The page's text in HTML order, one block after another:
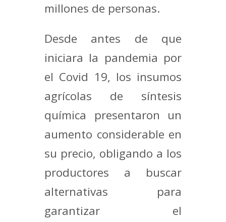
millones de personas.
Desde antes de que
iniciara la pandemia por
el Covid 19, los insumos
agrícolas de síntesis
química presentaron un
aumento considerable en
su precio, obligando a los
productores a buscar
alternativas para
garantizar el